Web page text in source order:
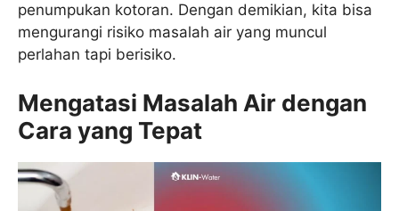
penumpukan kotoran. Dengan demikian, kita bisa
mengurangi risiko masalah air yang muncul
perlahan tapi berisiko.
Mengatasi Masalah Air dengan
Cara yang Tepat